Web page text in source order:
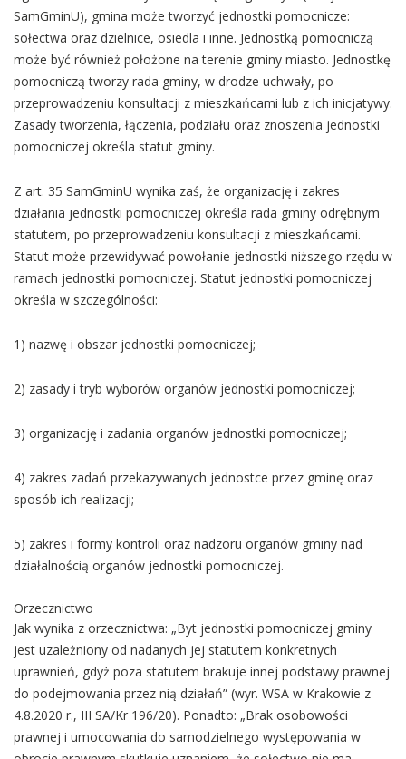
SamGminU), gmina może tworzyć jednostki pomocnicze:
sołectwa oraz dzielnice, osiedla i inne. Jednostką pomocniczą
może być również położone na terenie gminy miasto. Jednostkę
pomocniczą tworzy rada gminy, w drodze uchwały, po
przeprowadzeniu konsultacji z mieszkańcami lub z ich inicjatywy.
Zasady tworzenia, łączenia, podziału oraz znoszenia jednostki
pomocniczej określa statut gminy.
Z art. 35 SamGminU wynika zaś, że organizację i zakres
działania jednostki pomocniczej określa rada gminy odrębnym
statutem, po przeprowadzeniu konsultacji z mieszkańcami.
Statut może przewidywać powołanie jednostki niższego rzędu w
ramach jednostki pomocniczej. Statut jednostki pomocniczej
określa w szczególności:
1) nazwę i obszar jednostki pomocniczej;
2) zasady i tryb wyborów organów jednostki pomocniczej;
3) organizację i zadania organów jednostki pomocniczej;
4) zakres zadań przekazywanych jednostce przez gminę oraz
sposób ich realizacji;
5) zakres i formy kontroli oraz nadzoru organów gminy nad
działalnością organów jednostki pomocniczej.
Orzecznictwo
Jak wynika z orzecznictwa: „Byt jednostki pomocniczej gminy
jest uzależniony od nadanych jej statutem konkretnych
uprawnień, gdyż poza statutem brakuje innej podstawy prawnej
do podejmowania przez nią działań” (wyr. WSA w Krakowie z
4.8.2020 r., III SA/Kr 196/20). Ponadto: „Brak osobowości
prawnej i umocowania do samodzielnego występowania w